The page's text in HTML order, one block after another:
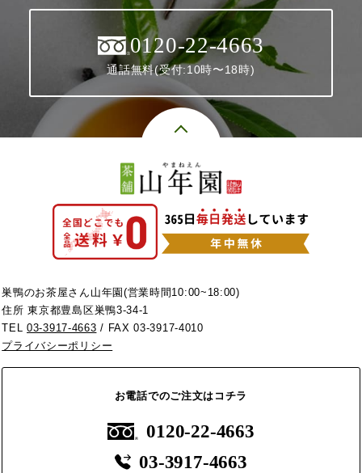
0120-22-4663
通話無料(受付:10時〜18時)
巣鴨のお茶屋さん山年園(営業時間10:00~18:00)
住所 東京都豊島区巣鴨3-34-1
TEL03-3917-4663 / FAX 03-3917-4010
プライバシーポリシー
お電話でのご注文はコチラ
0120-22-4663
03-3917-4663